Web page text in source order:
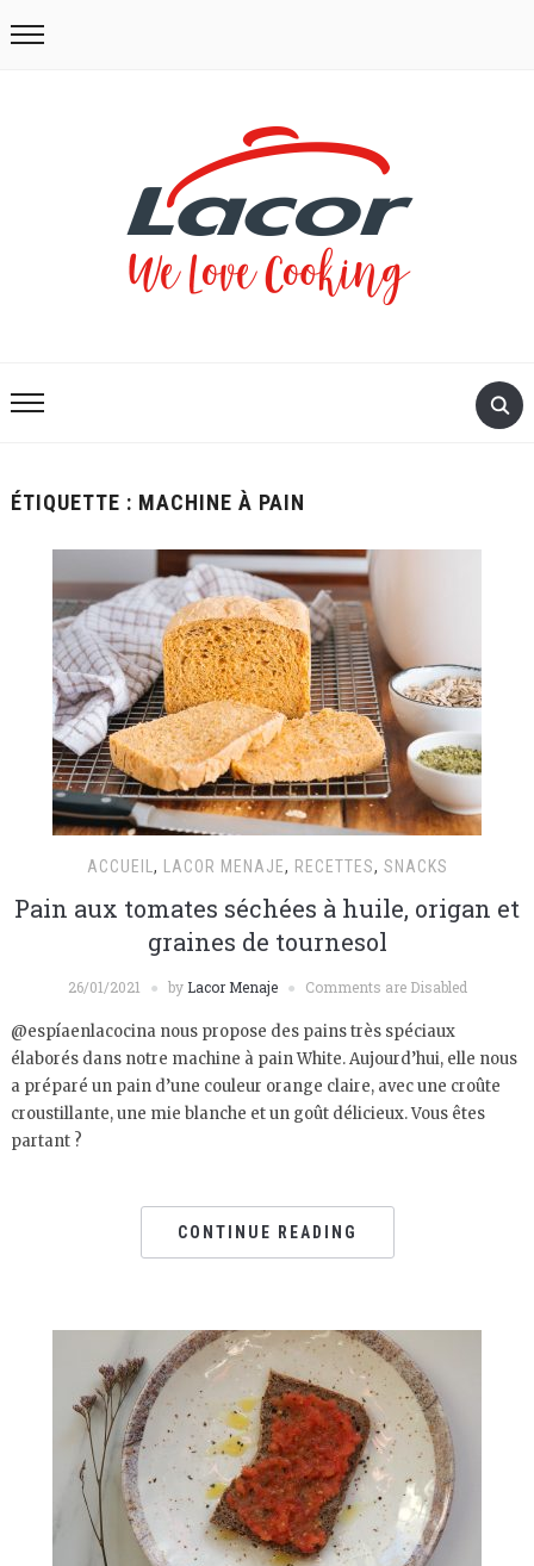
ÉTIQUETTE : MACHINE À PAIN
ACCUEIL , LACOR MENAJE, RECETTES, SNACKS
Pain aux tomates séchées à huile, origan et
graines de tournesol
26/01/2021 by Lacor Menaje Comments are Disabled
@espíaenlacocina nous propose des pains très spéciaux
élaborés dans notre machine à pain White. Aujourd’hui, elle nous
a préparé un pain d’une couleur orange claire, avec une croûte
croustillante, une mie blanche et un goût délicieux. Vous êtes
partant ?
CONTINUE READING